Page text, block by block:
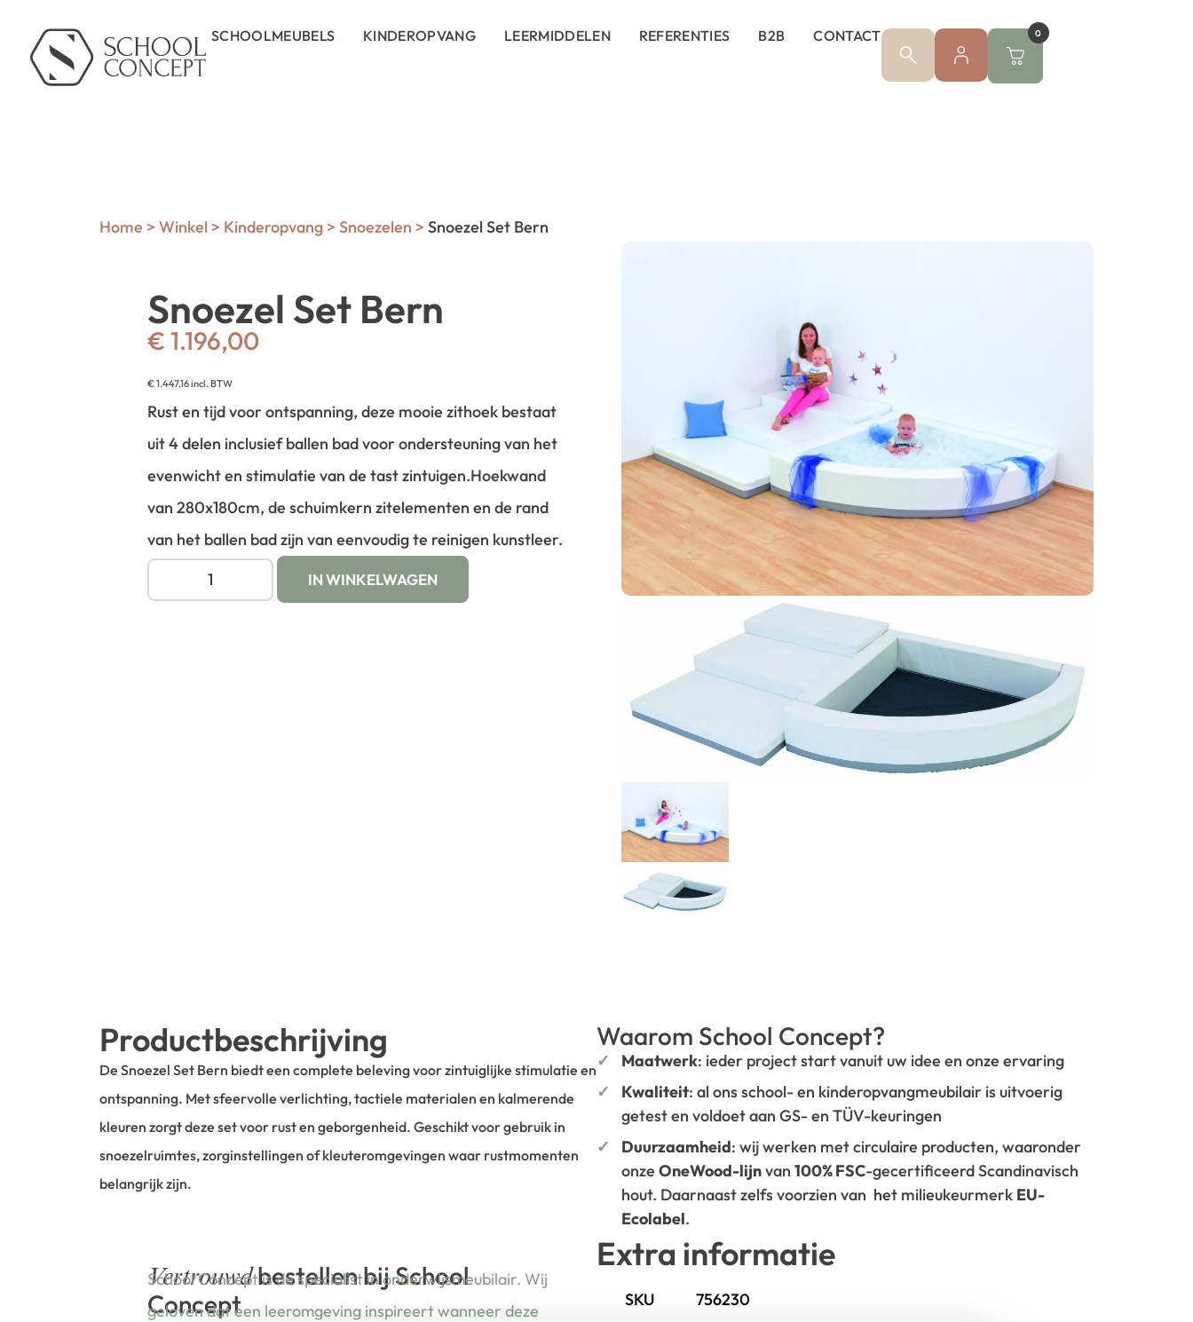
SCHOOLMEUBELS KINDEROPVANG LEERMIDDELEN REFERENTIES B2B CONTACT 0
Home > Winkel > Kinderopvang > Snoezelen > Snoezel Set Bern
Snoezel Set Bern
€ 1.196,00
€1.447,16incl. BTW
Rust en tijd voor ontspanning, deze mooie zithoek bestaat
uit 4 delen inclusief ballen bad voor ondersteuning van het
evenwicht en stimulatie van de tast zintuigen.Hoekwand
van 280x180cm, de schuimkern zitelementen en de rand
van het ballen bad zijn van eenvoudig te reinigen kunstleer.
IN WINKELWAGEN
Productbeschrijving
De Snoezel Set Bern biedt een complete beleving voor zintuiglijke stimulatie en
ontspanning. Met sfeervolle verlichting, tactiele materialen en kalmerende
kleuren zorgt deze set voor rust en geborgenheid. Geschikt voor gebruik in
snoezelruimtes, zorginstellingen of kleuteromgevingen waar rustmomenten
belangrijk zijn.
Vertrouwdbestellen bij School
Concept
School Concept is de specialist in onderwijsmeubilair. Wij
geloven dat een leeromgeving inspireert wanneer deze
Waarom School Concept?
Maatwerk: ieder project start vanuit uw idee en onze ervaring
Kwaliteit: al ons school- en kinderopvangmeubilair is uitvoerig
getest en voldoet aan GS- en TÜV-keuringen
Duurzaamheid: wij werken met circulaire producten, waaronder
onze OneWood-lijnvan 100% FSC-gecertificeerd Scandinavisch
hout. Daarnaast zelfs voorzien van het milieukeurmerk EU-
Ecolabel.
Extra informatie
SKU 756230